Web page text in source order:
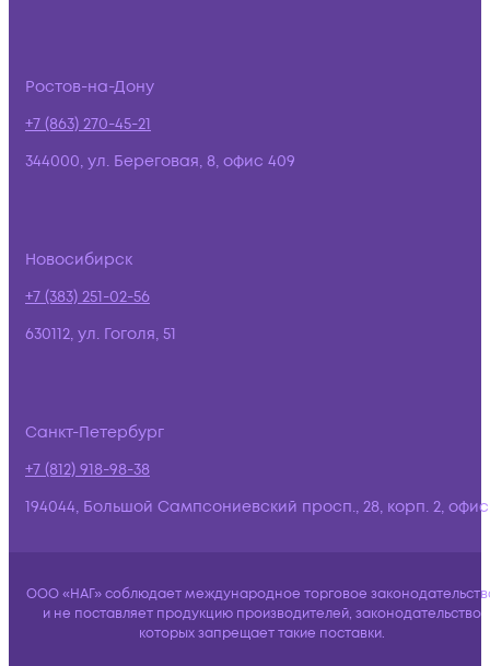
Ростов-на-Дону
+7 (863) 270-45-21
344000, ул. Береговая, 8, офис 409
Новосибирск
+7 (383) 251-02-56
630112, ул. Гоголя, 51
Санкт-Петербург
+7 (812) 918-98-38
194044, Большой Сампсониевский просп., 28, корп. 2,
ООО «НАГ» соблюдает международное торговое
и не поставляет продукцию производителей, законодательство
которых запрещает такие поставки.